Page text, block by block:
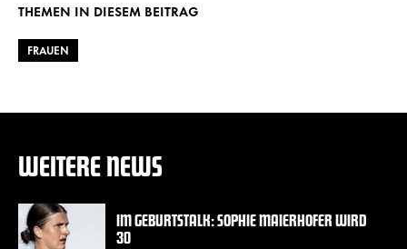
THEMEN IN DIESEM BEITRAG
FRAUEN
WEITERE NEWS
IM GEBURTSTALK: SOPHIE MAIERHOFER WIRD
30